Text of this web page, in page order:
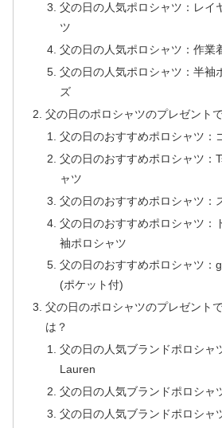
父の日の人気ポロシャツ：レイ
ツ
父の日の人気ポロシャツ：作業
父の日の人気ポロシャツ：半袖
ズ
父の日のポロシャツのプレゼント
父の日のおすすめポロシャツ：
父の日のおすすめポロシャツ：
ャツ
父の日のおすすめポロシャツ：
父の日のおすすめポロシャツ：
袖ポロシャツ
父の日のおすすめポロシャツ：
(ポケット付)
父の日のポロシャツのプレゼント
は？
父の日の人気ブランドポロシャ
Lauren
父の日の人気ブランドポロシャ
父の日の人気ブランドポロシャ